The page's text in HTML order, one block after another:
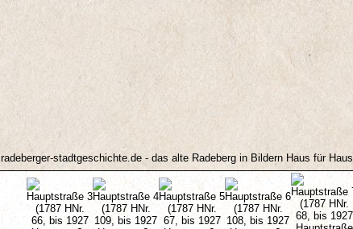
radeberger-stadtgeschichte.de - das alte Radeberg in Bildern Haus für Haus